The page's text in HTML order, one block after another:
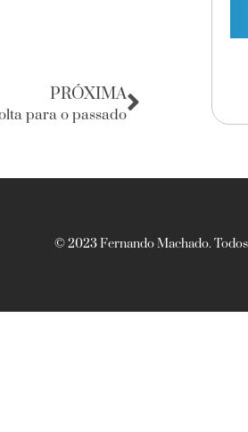
PRÓXIMA
para o passado
© 2023 Fernando Machado.